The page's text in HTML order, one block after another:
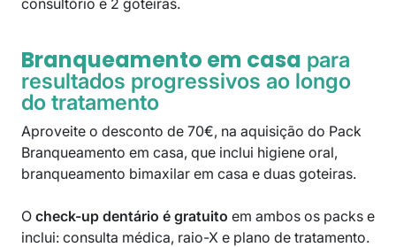
Branqueamento em casa para
resultados progressivos ao longo
do tratamento
Aproveite o desconto de 70€, na aquisição do Pack
Branqueamento em casa, que inclui higiene oral,
branqueamento bimaxilar em casa e duas goteiras.
O check-up dentário é gratuito em ambos os packs e
inclui: consulta médica, raio-X e plano de tratamento.